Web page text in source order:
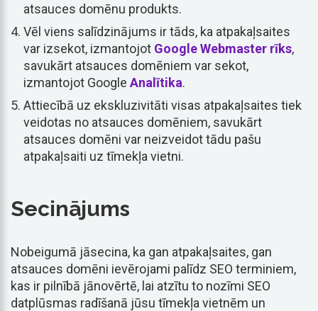
atsauces domēnu produkts.
Vēl viens salīdzinājums ir tāds, ka atpakaļsaites
var izsekot, izmantojot Google Webmaster rīks,
savukārt atsauces domēniem var sekot,
izmantojot Google Analītika.
Attiecībā uz ekskluzivitāti visas atpakaļsaites tiek
veidotas no atsauces domēniem, savukārt
atsauces domēni var neizveidot tādu pašu
atpakaļsaiti uz tīmekļa vietni.
Secinājums
Nobeigumā jāsecina, ka gan atpakaļsaites, gan
atsauces domēni ievērojami palīdz SEO terminiem,
kas ir pilnībā jānovērtē, lai atzītu to nozīmi SEO
datplūsmas radīšanā jūsu tīmekļa vietnēm un